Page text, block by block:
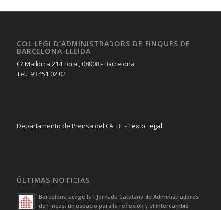
COL·LEGI D’ADMINISTRADORS DE FINQUES DE
BARCELONA-LLEIDA
C/ Mallorca 214, local, 08008 - Barcelona
Tel.: 93 451 02 02
Departamento de Prensa del CAFBL -Texto Legal
ÚLTIMAS NOTICIAS
Barcelona acoge la I Jornada Catalana de Administradores
de Fincas: un espacio para la reflexión y el intercambio